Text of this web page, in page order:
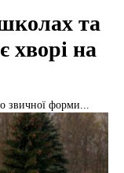
та
хворі на
звичної форми...